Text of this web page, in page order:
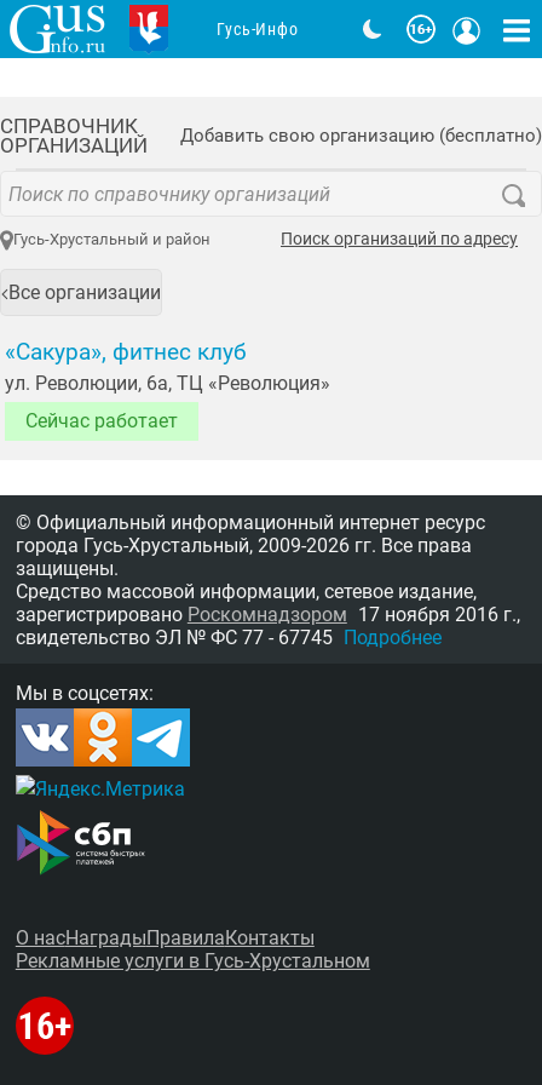
СПРАВОЧНИК
ОРГАНИЗАЦИЙ
Добавить свою организацию (бесплатно)
Гусь-Хрустальный и район Поиск организаций по адресу
Все организации
«Сакура», фитнес клуб
ул. Революции, 6а, ТЦ «Революция»
Сейчас работает
Гусь-Инфо
© Официальный информационный интернет ресурс
города Гусь-Хрустальный, 2009-2026 гг. Все права
защищены.
Средство массовой информации, сетевое издание,
зарегистрировано Роскомнадзором 17 ноября 2016 г.,
свидетельство ЭЛ № ФС 77 - 67745 Подробнее
Мы в соцсетях:
О насНаграды Правила Контакты
Рекламные услуги в Гусь-Хрустальном